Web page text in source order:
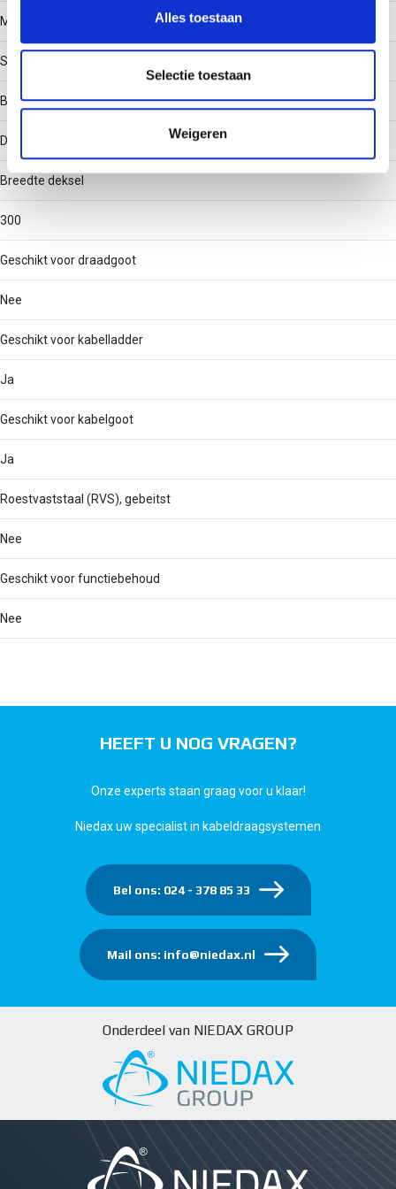
en om ons websiteverkeer te analyseren. Ook delen we
partners voor social media, adverteren en analyse. Deze
partners kunnen deze gegevens combineren met andere
informatie die u aan ze heeft verstrekt of die ze hebben
verzameld op basis van uw gebruik van hun services.
Alles toestaan
Selectie toestaan
Weigeren
Materiaal
Staal
Bevestigingswijze
Draaigrendel
Breedte deksel
300
Geschikt voor draadgoot
Nee
Geschikt voor kabelladder
Ja
Geschikt voor kabelgoot
Ja
Roestvaststaal (RVS), gebeitst
Nee
Geschikt voor functiebehoud
Nee
HEEFT U NOG VRAGEN?
Onze experts staan graag voor u klaar!
Niedax uw specialist in kabeldraagsystemen
Bel ons: 024 - 378 85 33
Mail ons: info@niedax.nl
Onderdeel van NIEDAX GROUP